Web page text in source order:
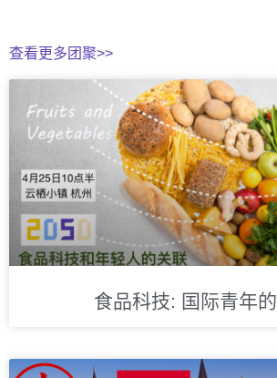
查看更多团聚>>
食品科技: 国际青年